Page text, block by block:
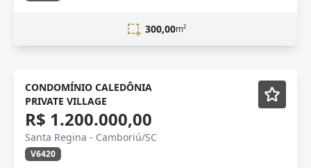
300,00m²
CONDOMÍNIO CALEDÔNIA
PRIVATE VILLAGE
R$ 1.200.000,00
Santa Regina - Camboriú/SC
V6420